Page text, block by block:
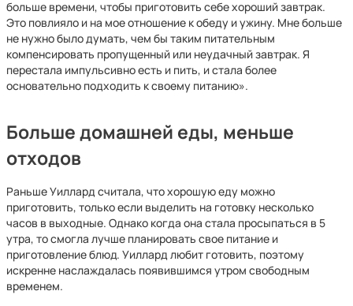
больше времени, чтобы приготовить себе хороший завтрак.
Это повлияло и на мое отношение к обеду и ужину. Мне больше
не нужно было думать, чем бы таким питательным
компенсировать пропущенный или неудачный завтрак. Я
перестала импульсивно есть и пить, и стала более
основательно подходить к своему питанию».
Больше домашней еды, меньше
отходов
Раньше Уиллард считала, что хорошую еду можно
приготовить, только если выделить на готовку несколько
часов в выходные. Однако когда она стала просыпаться в 5
утра, то смогла лучше планировать свое питание и
приготовление блюд. Уиллард любит готовить, поэтому
искренне наслаждалась появившимся утром свободным
временем.